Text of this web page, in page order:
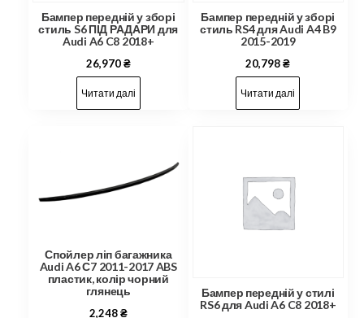
Бампер передній у зборі
стиль S6 ПІД РАДАРИ для
Audi A6 C8 2018+
26,970₴
Читати далі
Бампер передній у зборі
стиль RS4 для Audi A4 B9
2015-2019
20,798₴
Читати далі
Спойлер ліп багажника
Audi A6 С7 2011-2017 ABS
пластик, колір чорний
глянець
2,248₴
Бампер передній у стилі
RS6 для Audi A6 C8 2018+